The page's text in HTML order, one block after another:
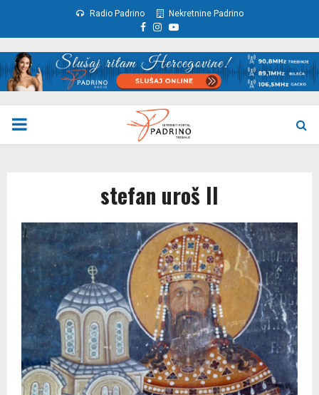
Radio Padrino Nekretnine Padrino
Facebook
Instagram
Youtube
PRIMARY
stefan uroš II